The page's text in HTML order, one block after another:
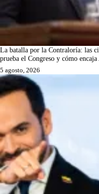
La batalla por la Contraloría: las
prueba el Congreso y cómo
5 agosto, 2026